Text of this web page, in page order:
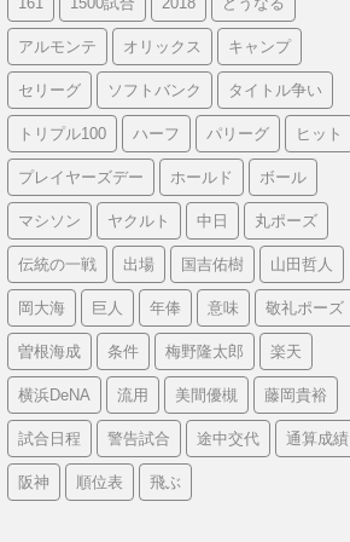
アルモンテ オリックス キャンプ
セリーグ ソフトバンク タイトル争い
トリプル100 ハーフ パリーグ ヒット
プレイヤーズデー ホールド ボール
マシソン ヤクルト 中日 丸ポーズ
伝統の一戦 出場 国吉佑樹 山田哲人
岡大海 巨人 年俸 意味 敬礼ポーズ
曽根海成 条件 梅野隆太郎 楽天
横浜DeNA 流用 美間優槻 藤岡貴裕
試合日程 警告試合 途中交代 通算成績
阪神 順位表 飛ぶ